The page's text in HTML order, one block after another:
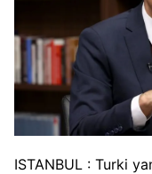
ISTANBUL : Turki